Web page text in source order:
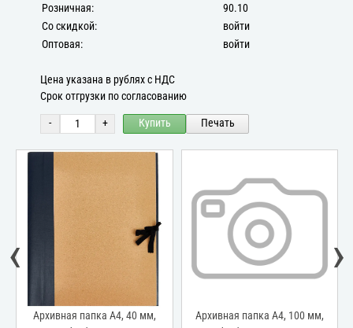
Розничная:
90.10
Со скидкой:
войти
Оптовая:
войти
Цена указана в рублях с НДС
Срок отгрузки по согласованию
- + Купить Печать
Архивная папка А4, 40 мм,
Архивная папка А4, 100 мм,
‹ ›